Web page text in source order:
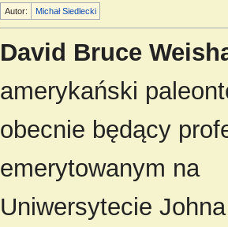
Autor: Michał Siedlecki
David Bruce
amerykański
obecnie będący
emerytowanym na
Uniwersytecie